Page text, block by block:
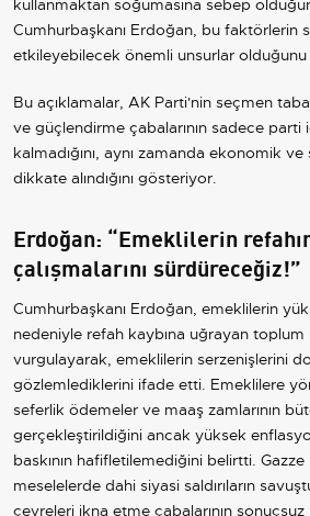
kullanmaktan soğumasına sebep
Cumhurbaşkanı Erdoğan, bu faktörlerin
etkileyebilecek önemli unsurlar
Bu açıklamalar, AK Parti'nin seçmen
ve güçlendirme çabalarının sadece parti
kalmadığını, aynı zamanda ekonomik
dikkate alındığını gösteriyor.
Erdoğan: “Emeklilerin
çalışmalarını sürdüreceğiz!”
Cumhurbaşkanı Erdoğan, emeklilerin
nedeniyle refah kaybına uğrayan
vurgulayarak, emeklilerin serzenişlerini
gözlemlediklerini ifade etti. Emeklilere
seferlik ödemeler ve maaş zamlarının
gerçekleştirildiğini ancak yüksek
baskının hafifletilemediğini belirtti.
meselelerde dahi siyasi saldırıların
çevreleri ikna etme çabalarının sonuçsuz